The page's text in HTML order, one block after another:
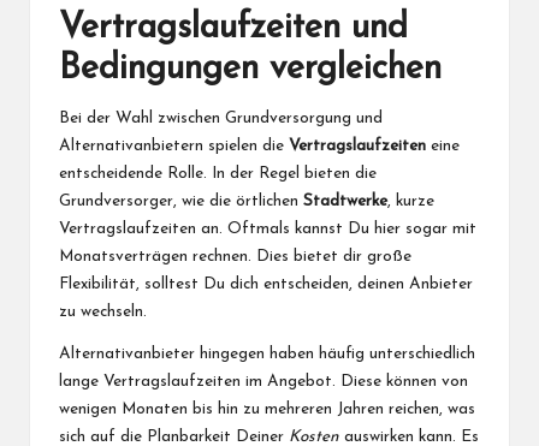
Vertragslaufzeiten und
Bedingungen vergleichen
Bei der Wahl zwischen Grundversorgung und
Alternativanbietern spielen die Vertragslaufzeiten eine
entscheidende Rolle. In der Regel bieten die
Grundversorger, wie die örtlichen Stadtwerke, kurze
Vertragslaufzeiten an. Oftmals kannst Du hier sogar mit
Monatsverträgen rechnen. Dies bietet dir große
Flexibilität, solltest Du dich entscheiden, deinen Anbieter
zu wechseln.
Alternativanbieter hingegen haben häufig unterschiedlich
lange Vertragslaufzeiten im Angebot. Diese können von
wenigen Monaten bis hin zu mehreren Jahren reichen, was
sich auf die Planbarkeit Deiner Kosten auswirken kann. Es